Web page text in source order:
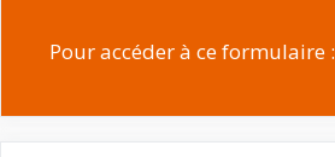
Pour accéder à ce formulaire :